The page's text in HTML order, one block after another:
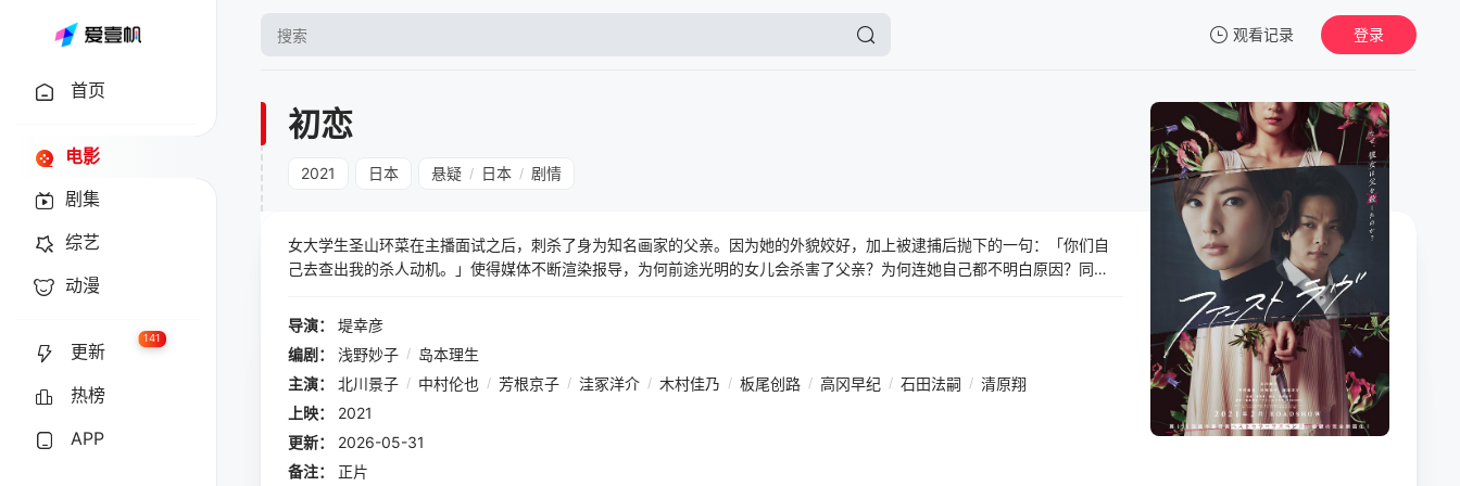
观看记录
暂无观看影片的记录
登录
首页
电影
剧集
综艺
动漫
更新
141
热榜
APP
初恋
2021 日本 悬疑 / 日本 / 剧情
女大学生圣山环菜在主播面试之后，刺杀了身为知名画家的父亲。因为她的外貌姣好，加上被逮捕后抛下的一句：「你们自
己去查出我的杀人动机。」使得媒体不断渲染报导，为何前途光明的女儿会杀害了父亲？为何连她自己都不明白原因？同
情关系复杂……当周遭人物对环菜的可疑处指证历历时，由纪却发现，在环菜身上有块缺失的关键记忆。若找到记忆中那段初
导演：
堤幸彦
编剧：
浅野妙子 / 岛本理生
主演：
北川景子 / 中村伦也 / 芳根京子 / 洼冢洋介 / 木村佳乃 / 板尾创路 / 高冈早纪 / 石田法嗣 / 清原翔
上映：
2021
更新：
2026-05-31
备注：
正片